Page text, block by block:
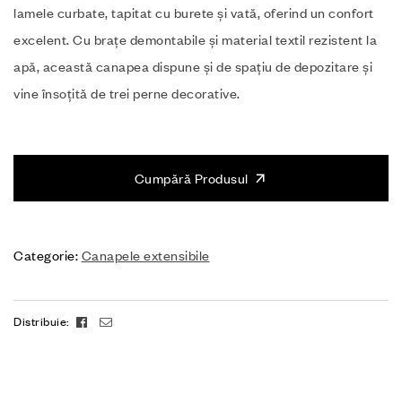
lamele curbate, tapitat cu burete și vată, oferind un confort
excelent. Cu brațe demontabile și material textil rezistent la
apă, această canapea dispune și de spațiu de depozitare și
vine însoțită de trei perne decorative.
Cumpără Produsul
Categorie: Canapele extensibile
Distribuie: Facebook
Email